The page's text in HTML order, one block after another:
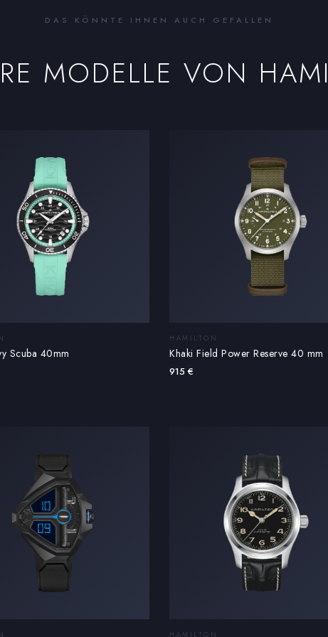
DAS KÖNNTE IHNEN AUCH GEFALLEN
MODELLE VON
Scuba 40mm
HAMILTON
Khaki Field Power Reserve 40 mm
915 €
HAMILTON